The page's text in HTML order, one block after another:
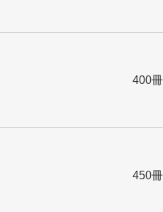
400冊
450冊